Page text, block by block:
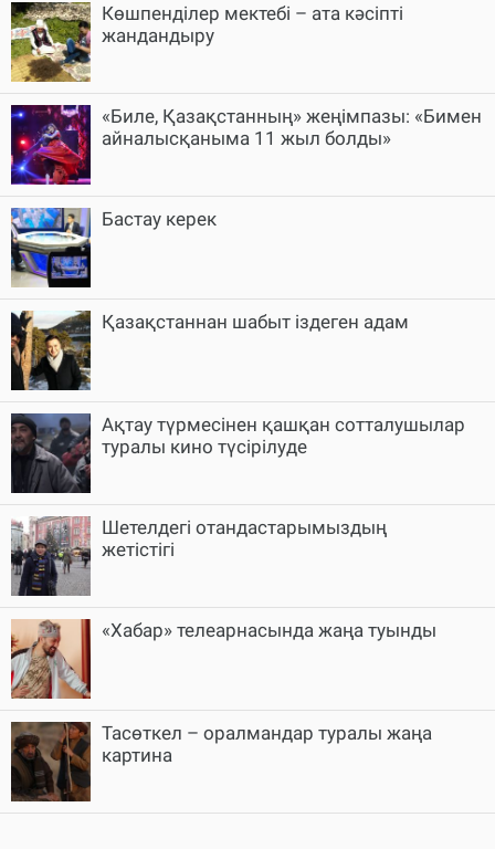
Көшпенділер мектебі – ата кәсіпті
жандандыру
«Биле, Қазақстанның» жеңімпазы: «Бимен
айналысқаныма 11 жыл болды»
Бастау керек
Қазақстаннан шабыт іздеген адам
Ақтау түрмесінен қашқан сотталушылар
туралы кино түсірілуде
Шетелдегі отандастарымыздың
жетістігі
«Хабар» телеарнасында жаңа туынды
Тасөткел – оралмандар туралы жаңа
картина